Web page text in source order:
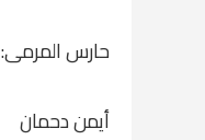
حارس المرمى:
أيمن دحمان